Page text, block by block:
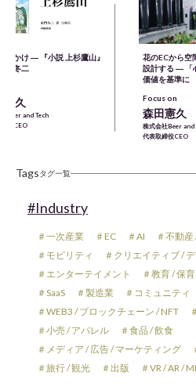
っかけ ― 『小説 上杉鷹山』
門冬二
憲久
Beer and Tech
役CEO
花のECから空
設計する ― 「
価値を基準に
Focus on
森田憲久
株式会社Beer and
代表取締役CEO
Tagsタグ一覧
#Industry
＃一次産業 ＃EC ＃AI
＃不動
＃モビリティ
＃クリエイティブ /
＃エンターテイメント
＃教育 / 保育
＃SaaS
＃製造業
＃コミュニティ
＃WEB3 / ブロックチェーン / NFT
＃小売 / アパレル
＃食品 / 飲食
＃メディア / 広告 / マーケティング
＃旅行 / 観光
＃出版 ＃VR / AR /